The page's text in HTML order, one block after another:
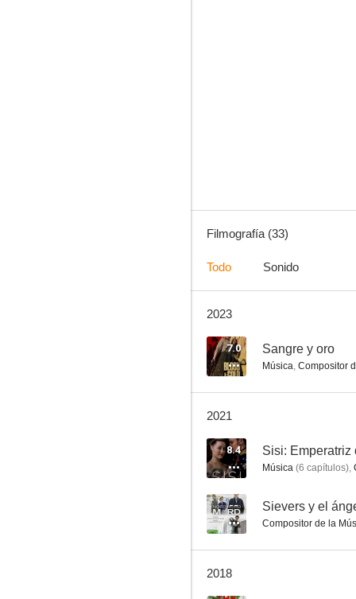
Postal
4.8
Filmografía (33)
Todo Sonido
2023
7.0 Sangre y oro
Música, Compositor
2021
8.4 Sisi: Emperatriz
Música (6 capítulos),
-- Sievers y el
Compositor de la
2018